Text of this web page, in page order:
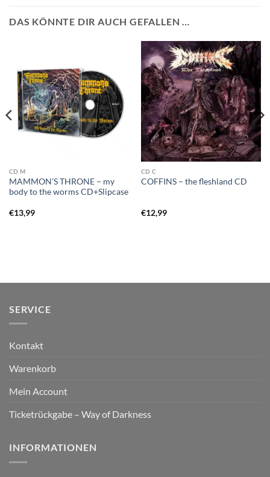
DAS KÖNNTE DIR AUCH GEFALLEN …
CD M
MAMMON’S THRONE – my
body to the worms CD+Slipcase
€13,99
CD C
COFFINS – the fleshland CD
€12,99
SERVICE
Kontakt
Warenkorb
Mein Account
Ticketrückgabe – Way of Darkness
INFORMATIONEN